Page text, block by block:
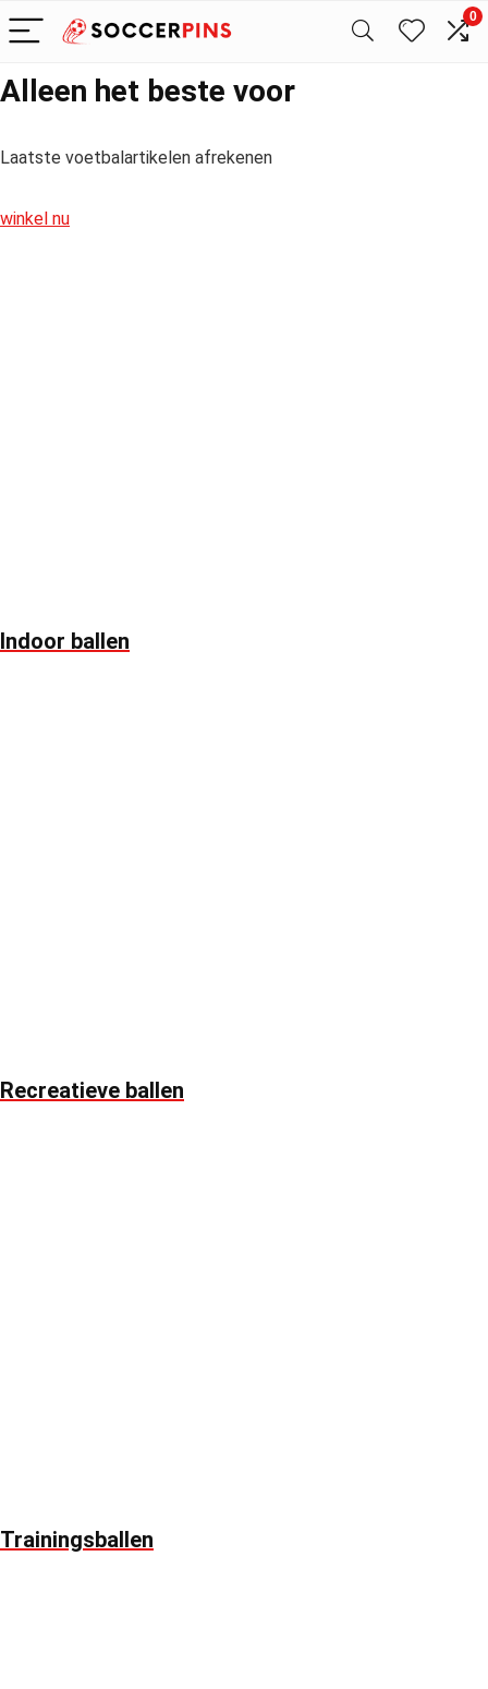
0
Alleen het beste voor
Laatste voetbalartikelen afrekenen
winkel nu
Indoor ballen
Recreatieve ballen
Trainingsballen